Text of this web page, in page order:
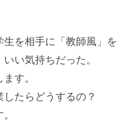
を相手に「教師風」を
い気持ちだった。
す。
たらどうするの？